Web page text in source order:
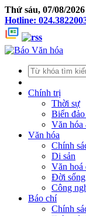
Thứ sáu, 07/08/
Hotline:
Chính trị
Thời sự
Biển
Văn hóa
Văn hóa
Chính
Di sản
Văn hoá
Đời sống
Công
Báo chí
Chính